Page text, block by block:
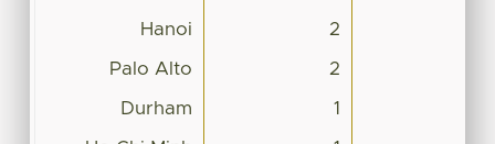
Hanoi 2
Palo Alto 2
Durham 1